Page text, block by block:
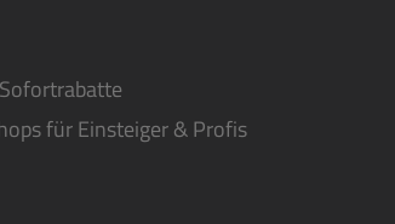
für Einsteiger & Profis